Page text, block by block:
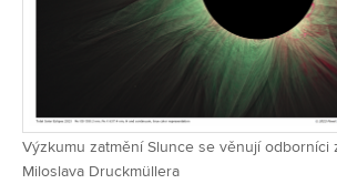
Výzkumu zatmění Slunce se věnují odborníci
Miloslava Druckmüllera